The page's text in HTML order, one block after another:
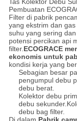
Tas Kolektor Debu
Pembuatan
Filter di pabrik
yang ekstrim dan
suhu yang sering
potensi percikan api
filter.ECOGRACE
ekonomis untuk
kondisi kerja yang
Sebagian besar
pengumpul debu
debu berat.
Kolektor debu
debu
debu bag filter.